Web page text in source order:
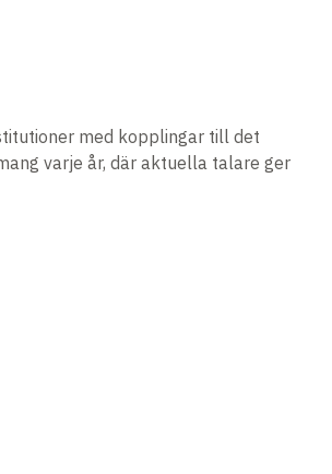
med kopplingar till det
varje år, där aktuella talare ger